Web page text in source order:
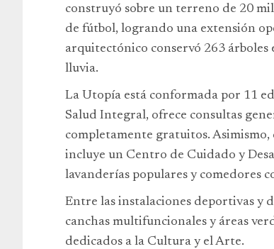
construyó sobre un terreno de 20
de fútbol, logrando una extensión
arquitectónico conservó 263 árboles
lluvia.
La Utopía está conformada por 11
Salud Integral, ofrece consultas
completamente gratuitos. Asimismo,
incluye un Centro de Cuidado y
lavanderías populares y comedores
Entre las instalaciones deportivas y
canchas multifuncionales y áreas
dedicados a la Cultura y el Arte.